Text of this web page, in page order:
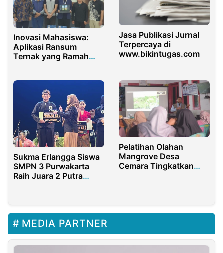
Inovasi Mahasiswa:
Aplikasi Ransum
Ternak yang Ramah
Berkelanjutan
Jasa Publikasi Jurnal
Terpercaya di
www.bikintugas.com
Sukma Erlangga Siswa
SMPN 3 Purwakarta
Raih Juara 2 Putra
Pelatihan Olahan
Mangrove Desa
Cemara Tingkatkan
MEDIA PARTNER